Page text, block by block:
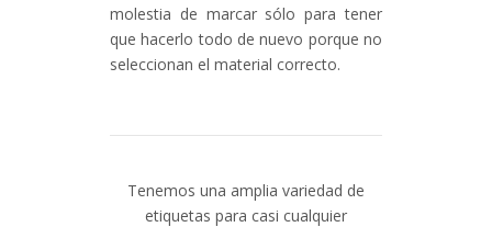
molestia de marcar sólo para tener
que hacerlo todo de nuevo porque no
seleccionan el material correcto.
Tenemos una amplia variedad de
etiquetas para casi cualquier